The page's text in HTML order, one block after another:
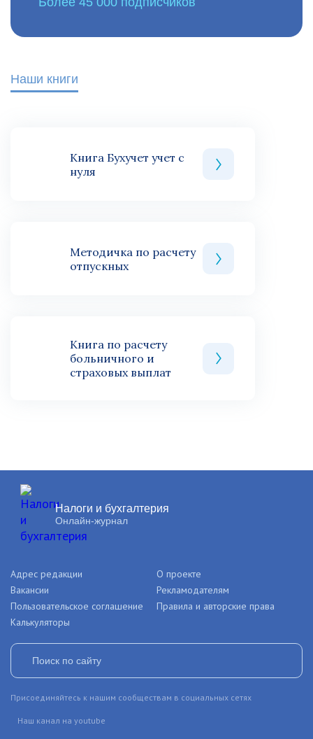
Наши книги
Книга Бухучет учет с
нуля
Методичка по расчету
отпускных
Книга по расчету
больничного и
страховых выплат
Налоги и бухгалтерия
Онлайн-журнал
Адрес редакции
О проекте
Вакансии
Рекламодателям
Пользовательское соглашение
Правила и авторские права
Калькуляторы
Присоединяйтесь к нашим сообществам в социальных сетях
Наш канал на youtube